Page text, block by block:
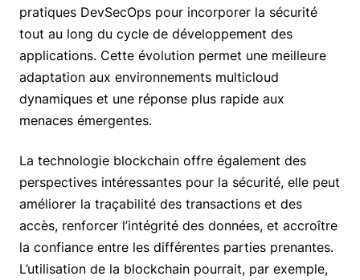
pratiques DevSecOps pour incorporer la sécurité
tout au long du cycle de développement des
applications. Cette évolution permet une meilleure
adaptation aux environnements multicloud
dynamiques et une réponse plus rapide aux
menaces émergentes.
La technologie blockchain offre également des
perspectives intéressantes pour la sécurité, elle peut
améliorer la traçabilité des transactions et des
accès, renforcer l’intégrité des données, et accroître
la confiance entre les différentes parties prenantes.
L’utilisation de la blockchain pourrait, par exemple,